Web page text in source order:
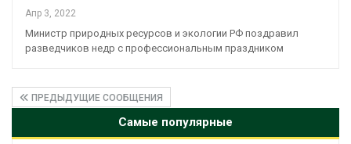
Апр 3, 2022
Министр природных ресурсов и экологии РФ поздравил
разведчиков недр с профессиональным праздником
ПРЕДЫДУЩИЕ СООБЩЕНИЯ
Самые популярные